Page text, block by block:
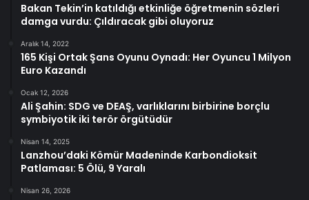
Bakan Tekin’in katıldığı etkinliğe öğretmenin sözleri
damga vurdu: Çıldıracak gibi oluyoruz
Aralık 14, 2022
165 Kişi Ortak Şans Oyunu Oynadı: Her Oyuncu 1 Milyon
Euro Kazandı
Ocak 12, 2026
Ali Şahin: SDG ve DEAŞ, varlıklarını birbirine borçlu
symbiyotik iki terör örgütüdür
Nisan 14, 2025
Lanzhou’daki Kömür Madeninde Karbondioksit
Patlaması: 5 Ölü, 9 Yaralı
Nisan 26, 2026